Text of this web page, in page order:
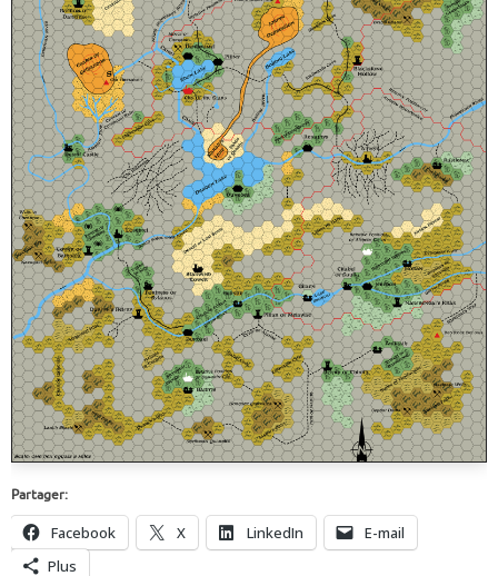
Partager:
Facebook X LinkedIn
E-mail
Plus